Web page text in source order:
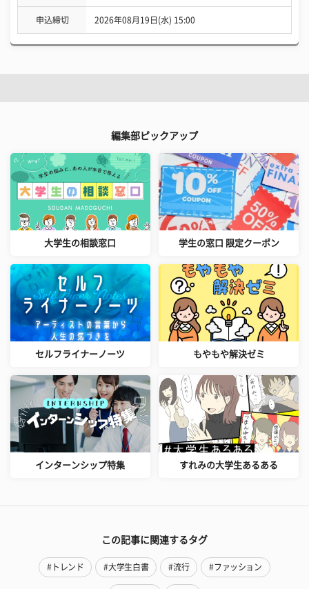
申込締切 2026年08月19日(水) 15:00
編集部ピックアップ
大学生の相談窓口 学生の窓口 限定クーポン
セルフライナーノーツ もやもや解決ゼミ
インターンシップ特集 すれみの大学生あるある
この記事に関連するタグ
#トレンド #大学生白書 #流行 #ファッション